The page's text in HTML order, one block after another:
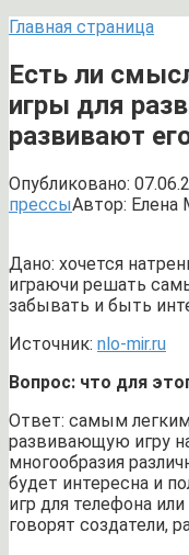
Главная страница
Есть ли
игры для
развивают
Опубликовано:
прессыАвтор: Елена
Дано: хочется
играючи решать
забывать и быть
Источник: nlo-mir.ru
Вопрос: что для
Ответ: самым
развивающую игру
многообразия
будет интересна и
игр для телефона
говорят создатели,